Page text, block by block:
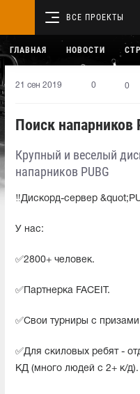
ВСЕ ПРОЕКТЫ
ГЛАВНАЯ НОВОСТИ
21 сен 2019 0 0
Поиск напарников
Крупный и веселый
напарников PUBG
‼Дискорд-сервер
У нас:
✅2800+ человек.
✅Партнерка FACEIT.
✅Свои турниры с
✅Для скиловых ребят -
КД (много людей с 2+ к/д).